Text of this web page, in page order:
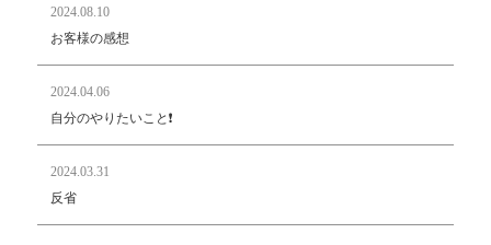
2024.08.10
お客様の感想
2024.04.06
自分のやりたいこと❗️
2024.03.31
反省